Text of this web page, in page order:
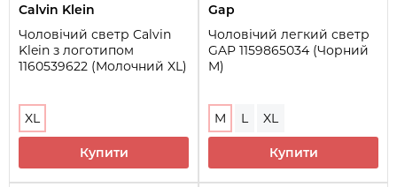
Calvin Klein
Чоловічий светр Calvin
Klein з логотипом
1160539622 (Молочний XL)
XL
Купити
Gap
Чоловічий легкий светр
GAP 1159865034 (Чорний
M)
M L XL
Купити